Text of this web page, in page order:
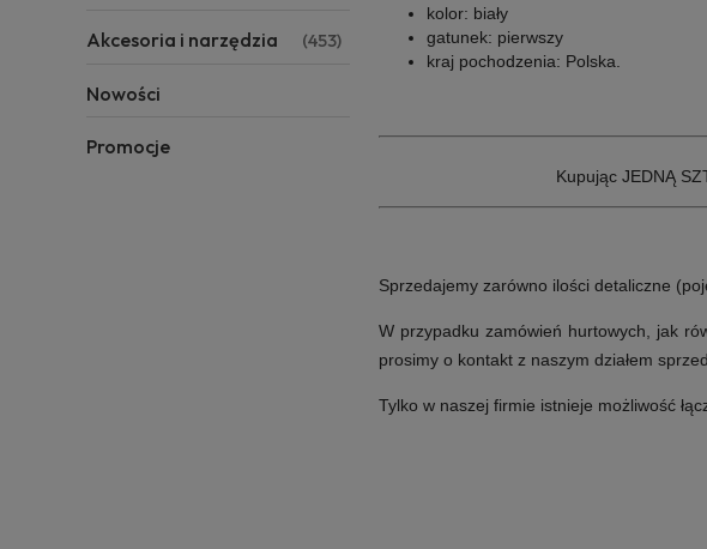
Akcesoria i narzędzia (453)
Nowości
Promocje
kolor: biały
gatunek: pierwszy
kraj pochodzenia: Polska.
Kupując JEDNĄ
Sprzedajemy zarówno ilości detaliczne
W przypadku zamówień hurtowych, jak
prosimy o kontakt z naszym działem
Tylko w naszej firmie istnieje możliwość